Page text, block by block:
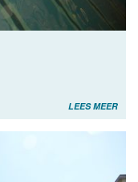
LEES MEER